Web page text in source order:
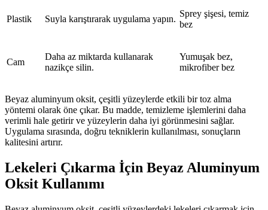
Plastik Suyla karıştırarak uygulama yapın.
Sprey şişesi, temiz
bez
Cam
Daha az miktarda kullanarak
nazikçe silin.
Yumuşak bez,
mikrofiber bez
Beyaz aluminyum oksit, çeşitli yüzeylerde etkili bir toz alma
yöntemi olarak öne çıkar. Bu madde, temizleme işlemlerini daha
verimli hale getirir ve yüzeylerin daha iyi görünmesini sağlar.
Uygulama sırasında, doğru tekniklerin kullanılması, sonuçların
kalitesini artırır.
Lekeleri Çıkarma İçin Beyaz Aluminyum
Oksit Kullanımı